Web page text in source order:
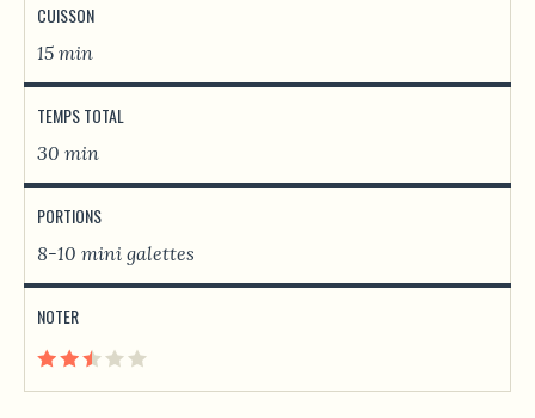
CUISSON
15 min
TEMPS TOTAL
30 min
PORTIONS
8-10 mini galettes
NOTER